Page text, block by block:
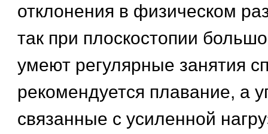
отклонения в физическом
так при плоскостопии
умеют регулярные занятия
рекомендуется плавание, а
связанные с усиленной